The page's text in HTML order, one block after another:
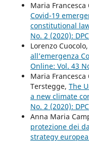
Maria
Covid-19
constitutional
No. 2 (2020):
Lorenzo Cuocolo,
all’emergenza
Online: Vol. 43
Maria
Terstegge, The
a new climate
No. 2 (2020):
Anna Maria
protezione dei
strategy europea